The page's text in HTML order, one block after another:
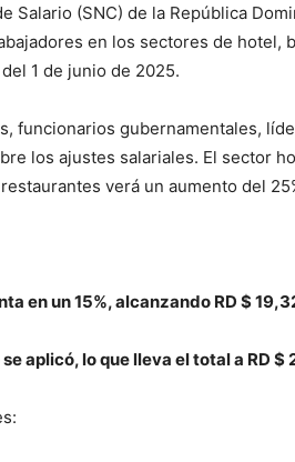
Salario (SNC) de la República
en los sectores de hotel,
1 de junio de 2025.
funcionarios gubernamentales,
los ajustes salariales. El sector
verá un aumento del
en un 15%, alcanzando RD $
aplicó, lo que lleva el total a RD $